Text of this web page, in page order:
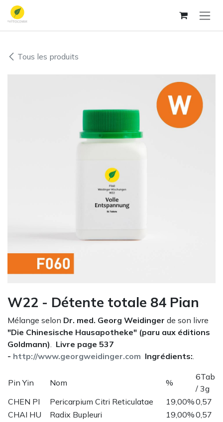
Se rendre au contenu
Tous les produits
W22 - Détente totale 84 Pian
Mélange selon Dr. med. Georg Weidinger de son livre
"Die Chinesische Hausapotheke" (paru aux éditions
Goldmann). Livre page 537
- http://www.georgweidinger.com Ingrédients:.
Pin Yin Nom %
6Tab
/ 3g
CHEN PI
Pericarpium Citri Reticulatae 19,00%0,57
CHAI HU
Radix Bupleuri 19,00%0,57